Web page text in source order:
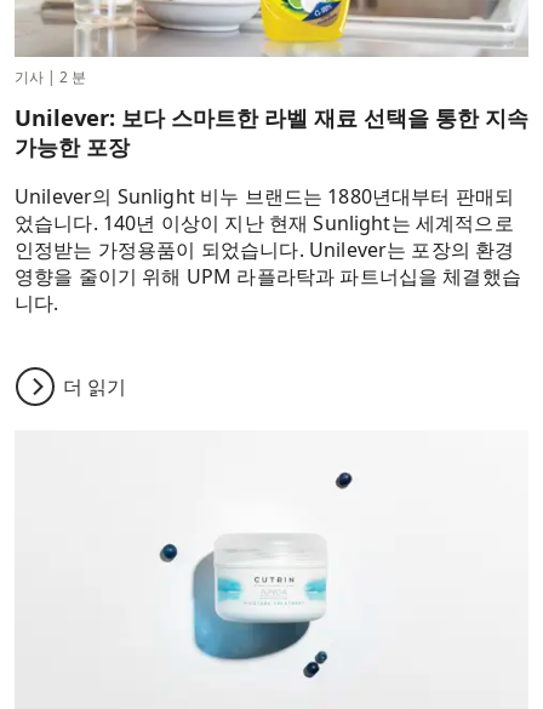
기사 | 2 분
Unilever: 보다 스마트한 라벨 재료 선택을 통한 지속
가능한 포장
Unilever의 Sunlight 비누 브랜드는 1880년대부터 판매되
었습니다. 140년 이상이 지난 현재 Sunlight는 세계적으로
인정받는 가정용품이 되었습니다. Unilever는 포장의 환경
영향을 줄이기 위해 UPM 라플라탁과 파트너십을 체결했습
니다.
더 읽기